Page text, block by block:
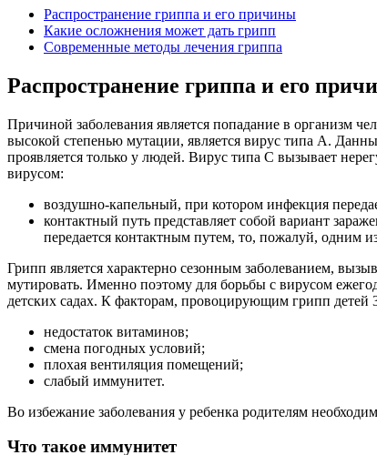
Распространение гриппа и его причины
Какие осложнения может дать грипп
Современные методы лечения гриппа
Распространение гриппа и его
Причиной заболевания является попадание в
высокой степенью мутации, является вирус типа А.
проявляется только у людей. Вирус типа С вызывает
вирусом:
воздушно-капельный, при котором инфекция
контактный путь представляет собой вариант
передается контактным путем, то, пожалуй, одним
Грипп является характерно сезонным заболеванием,
мутировать. Именно поэтому для борьбы с вирусом
детских садах. К факторам, провоцирующим грипп детей
недостаток витаминов;
смена погодных условий;
плохая вентиляция помещений;
слабый иммунитет.
Во избежание заболевания у ребенка родителям
Что такое иммунитет